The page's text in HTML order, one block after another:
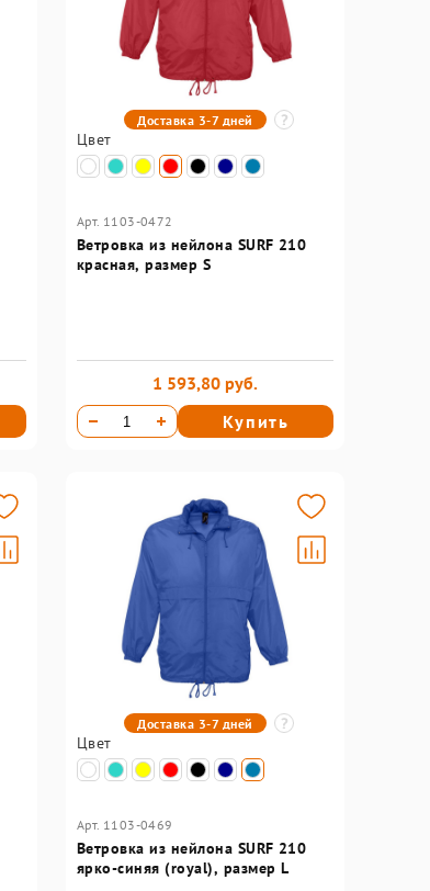
Доставка 3-7 дней
Цвет
Арт. 1103-0472
Ветровка из нейлона SURF 210
красная, размер S
1 593,80 руб.
Купить
Доставка 3-7 дней
Цвет
Арт. 1103-0469
Ветровка из нейлона SURF 210
ярко-синяя (royal), размер L